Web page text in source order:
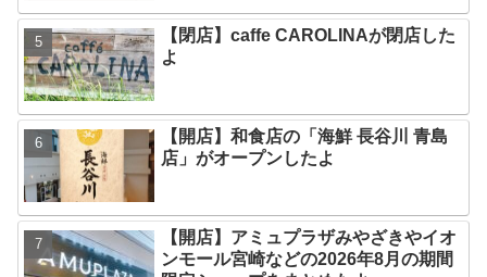
【閉店】caffe CAROLINAが閉店した
よ
【開店】和食店の「海鮮 長谷川 青島
店」がオープンしたよ
【開店】アミュプラザみやざきやイオ
ンモール宮崎などの2026年8月の期間